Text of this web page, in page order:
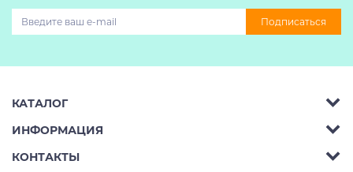
Подписаться
КАТАЛОГ
Багажник на крышу авто
Автобоксы
ИНФОРМАЦИЯ
Аренда
КОНТАКТЫ